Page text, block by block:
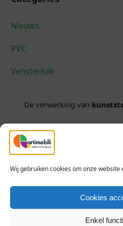
Wij gebruiken cookies om onze
Cookies
Enkel
Nieuws
PVC
Vensterluik
De verwerking van
Geef jouw woningcharme